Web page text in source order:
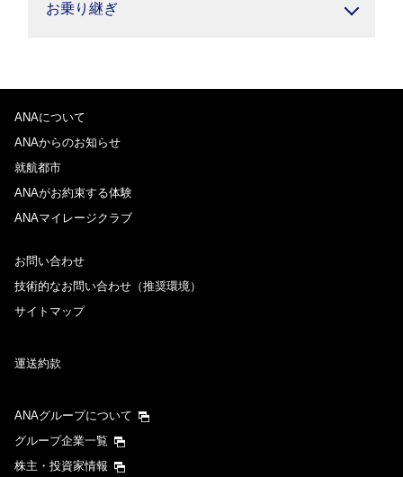
お乗り継ぎ
ANAについて
ANAからのお知らせ
就航都市
ANAがお約束する体験
ANAマイレージクラブ
お問い合わせ
技術的なお問い合わせ（推奨環境）
サイトマップ
運送約款
ANAグループについて
グループ企業一覧
株主・投資家情報